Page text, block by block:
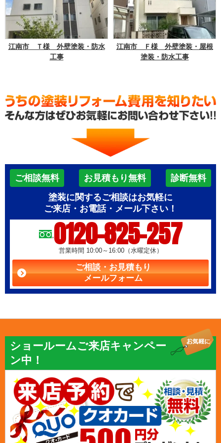
江南市 Ｔ様 外壁塗装・防水
工事
江南市 Ｆ様 外壁塗装・屋根
塗装・防水工事
ご相談無料 お見積もり無料
診断無料
塗装に関するご相談はお気軽に
ご来店・お電話・メール下さい！
0120-825-257
営業時間 10:00～16:00（水曜定休）
ご相談・お見積もり
メールフォーム
ショールームご来店キャンペー
ン中！